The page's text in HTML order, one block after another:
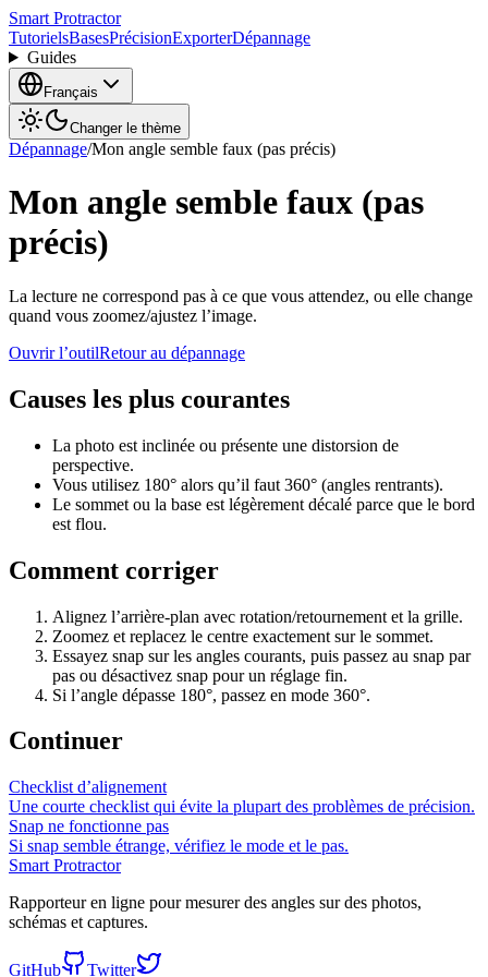
Smart Protractor
TutorielsBasesPrécisionExporterDépannage
Guides
Français
Changer le thème
Dépannage/Mon angle semble faux (pas précis)
Mon angle semble faux (pas
précis)
La lecture ne correspond pas à ce que vous attendez, ou elle change
quand vous zoomez/ajustez l’image.
Ouvrir l’outilRetour au dépannage
Causes les plus courantes
La photo est inclinée ou présente une distorsion de
perspective.
Vous utilisez 180° alors qu’il faut 360° (angles rentrants).
Le sommet ou la base est légèrement décalé parce que le bord
est flou.
Comment corriger
Alignez l’arrière-plan avec rotation/retournement et la grille.
Zoomez et replacez le centre exactement sur le sommet.
Essayez snap sur les angles courants, puis passez au snap par
pas ou désactivez snap pour un réglage fin.
Si l’angle dépasse 180°, passez en mode 360°.
Continuer
Checklist d’alignement
Une courte checklist qui évite la plupart des problèmes de précision.
Snap ne fonctionne pas
Si snap semble étrange, vérifiez le mode et le pas.
Smart Protractor
Rapporteur en ligne pour mesurer des angles sur des photos,
schémas et captures.
GitHub Twitter